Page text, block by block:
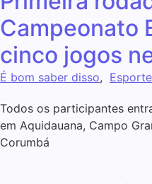
Campeonato
cinco jogos
É bom saber disso,
Todos os participantes
em Aquidauana, Campo
Corumbá